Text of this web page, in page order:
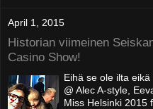
April 1, 2015
Historian viimeinen
Casino Show!
Eihä se ole ilta
@ Alec A-style,
Miss Helsinki 2015